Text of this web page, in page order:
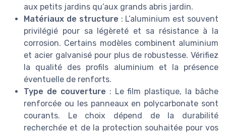
aux petits jardins qu’aux grands abris jardin.
Matériaux de structure : L’aluminium est souvent
privilégié pour sa légèreté et sa résistance à la
corrosion. Certains modèles combinent aluminium
et acier galvanisé pour plus de robustesse. Vérifiez
la qualité des profils aluminium et la présence
éventuelle de renforts.
Type de couverture : Le film plastique, la bâche
renforcée ou les panneaux en polycarbonate sont
courants. Le choix dépend de la durabilité
recherchée et de la protection souhaitée pour vos